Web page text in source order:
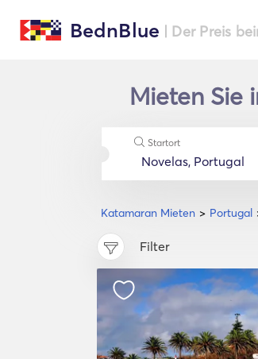
BednBlue | Der Preis
Mieten Sie
Katamaran Mieten Portugal
Startort
Filter